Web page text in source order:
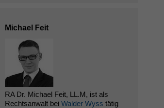
Michael Feit
RA Dr. Michael Feit, LL.M, ist als
Rechtsanwalt bei Walder Wyss tätig